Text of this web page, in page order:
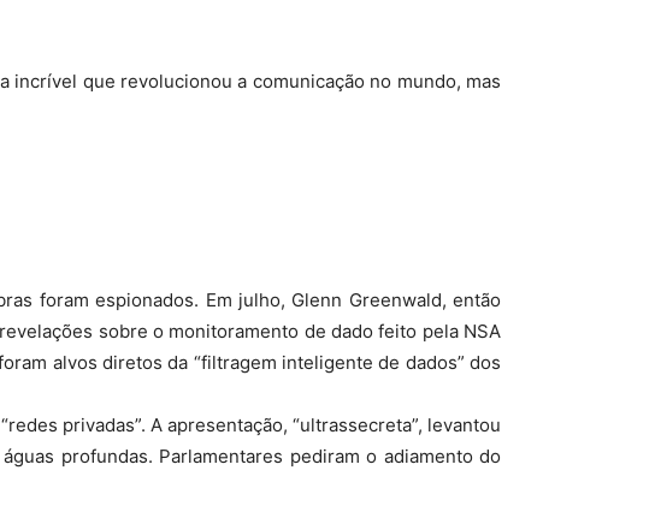
incrível que revolucionou a comunicação no mundo, mas
foram espionados. Em julho, Glenn Greenwald, então
sobre o monitoramento de dado feito pela NSA
alvos diretos da “filtragem inteligente de dados” dos
privadas”. A apresentação, “ultrassecreta”, levantou
profundas. Parlamentares pediram o adiamento do